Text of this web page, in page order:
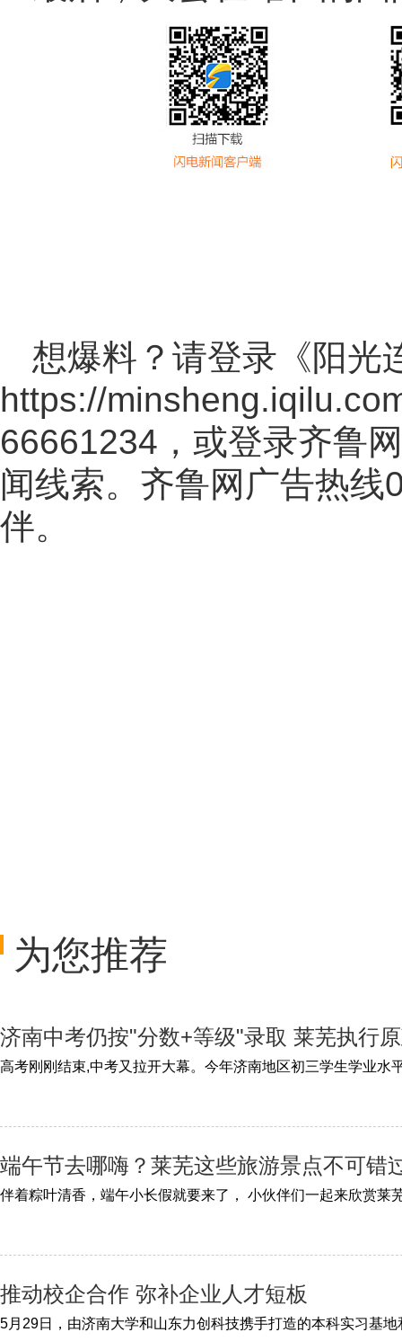
想爆料？请登录《阳光
https://
66661234，或登录齐鲁
闻线索。齐鲁网广告热线
伴。
为您推荐
济南中考仍按"分数+等级"录取 莱芜执行
端午节去哪嗨？莱芜这些旅游景点不可错
伴着粽叶清香，端午小长假就要来了， 小伙伴们一起来欣赏莱
推动校企合作 弥补企业人才短板